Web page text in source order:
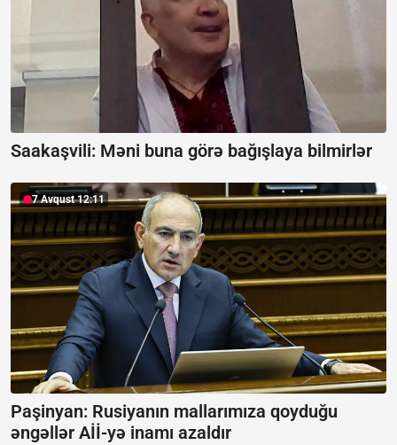
Saakaşvili: Məni buna görə bağışlaya bilmirlər
7 Avqust 12:11
Paşinyan: Rusiyanın mallarımıza qoyduğu
əngəllər Aİİ-yə inamı azaldır